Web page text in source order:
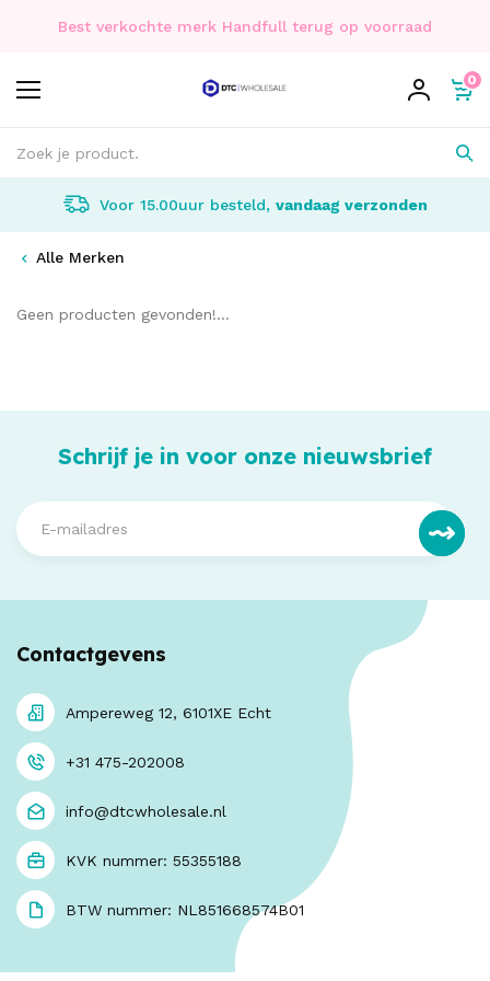
Best verkochte merk Handfull terug op voorraad
0
Voor 15.00uur besteld, vandaag verzonden
Alle Merken
Geen producten gevonden!...
Schrijf je in voor onze nieuwsbrief
Contactgevens
Ampereweg 12, 6101XE Echt
+31 475-202008
info@dtcwholesale.nl
KVK nummer: 55355188
BTW nummer: NL851668574B01